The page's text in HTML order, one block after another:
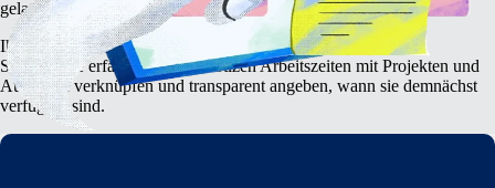
gelassen werden sollten.
Ihre Freelancer:innen können ihre Stunden am Laptop oder
Smartphone erfassen, in den Notizen Arbeitszeiten mit Projekten und
Aufgaben verknüpfen und transparent angeben, wann sie demnächst
verfügbar sind.